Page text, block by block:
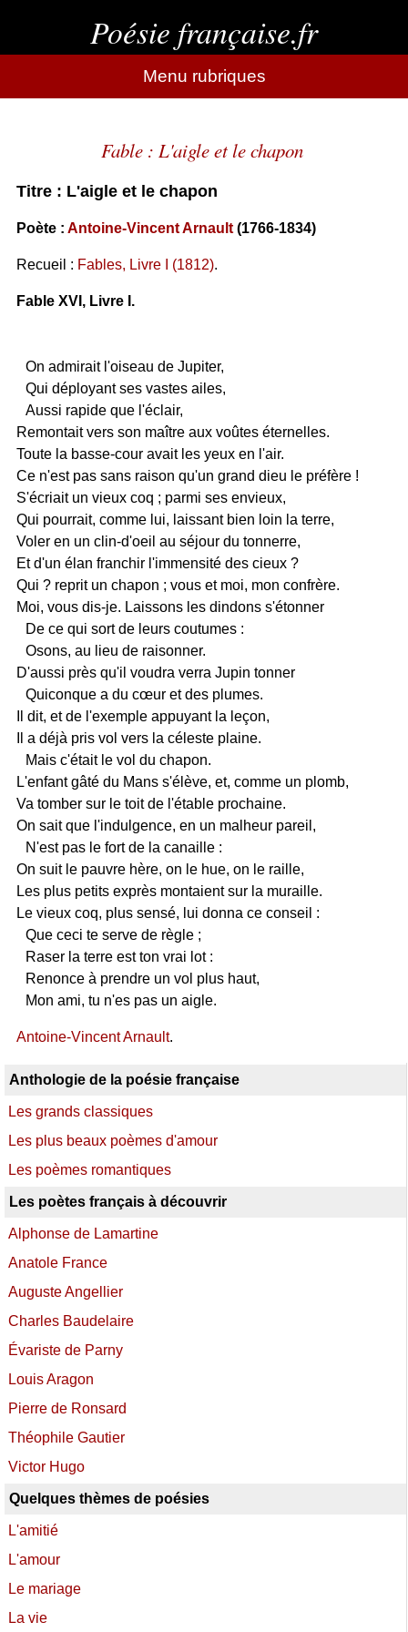
Poésie française.fr
Menu rubriques
Fable : L'aigle et le chapon
Titre : L'aigle et le chapon
Poète : Antoine-Vincent Arnault(1766-1834)
Recueil : Fables, Livre I (1812).
Fable XVI, Livre I.
On admirait l'oiseau de Jupiter,
Qui déployant ses vastes ailes,
Aussi rapide que l'éclair,
Remontait vers son maître aux voûtes éternelles.
Toute la basse-cour avait les yeux en l'air.
Ce n'est pas sans raison qu'un grand dieu le préfère !
S'écriait un vieux coq ; parmi ses envieux,
Qui pourrait, comme lui, laissant bien loin la terre,
Voler en un clin-d'oeil au séjour du tonnerre,
Et d'un élan franchir l'immensité des cieux ?
Qui ? reprit un chapon ; vous et moi, mon confrère.
Moi, vous dis-je. Laissons les dindons s'étonner
De ce qui sort de leurs coutumes :
Osons, au lieu de raisonner.
D'aussi près qu'il voudra verra Jupin tonner
Quiconque a du cœur et des plumes.
Il dit, et de l'exemple appuyant la leçon,
Il a déjà pris vol vers la céleste plaine.
Mais c'était le vol du chapon.
L'enfant gâté du Mans s'élève, et, comme un plomb,
Va tomber sur le toit de l'étable prochaine.
On sait que l'indulgence, en un malheur pareil,
N'est pas le fort de la canaille :
On suit le pauvre hère, on le hue, on le raille,
Les plus petits exprès montaient sur la muraille.
Le vieux coq, plus sensé, lui donna ce conseil :
Que ceci te serve de règle ;
Raser la terre est ton vrai lot :
Renonce à prendre un vol plus haut,
Mon ami, tu n'es pas un aigle.
Antoine-Vincent Arnault.
Anthologie de la poésie française
Les grands classiques
Les plus beaux poèmes d'amour
Les poèmes romantiques
Les poètes français à découvrir
Alphonse de Lamartine
Anatole France
Auguste Angellier
Charles Baudelaire
Évariste de Parny
Louis Aragon
Pierre de Ronsard
Théophile Gautier
Victor Hugo
Quelques thèmes de poésies
L'amitié
L'amour
Le mariage
La vie